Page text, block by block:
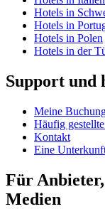
Hotels in
Hotels in
Hotels in Polen
Hotels in der
Support und
Meine
Häufig
Kontakt
Eine
Für
Medien